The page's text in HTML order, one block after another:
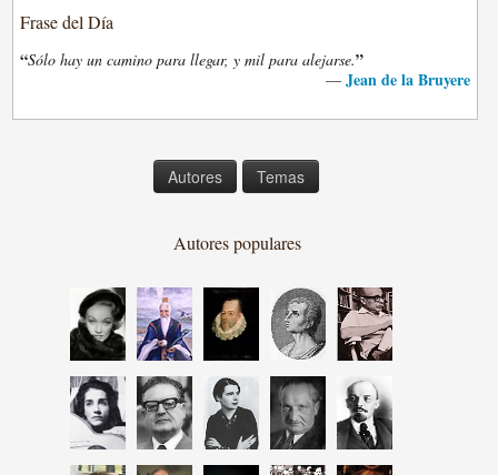
Frase del Día
“Sólo hay un camino para llegar, y mil para alejarse.”
— Jean de la Bruyere
Autores Temas
Autores populares